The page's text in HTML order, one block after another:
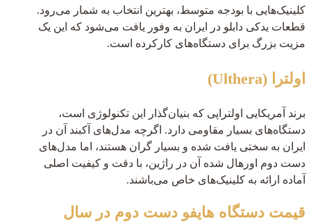
کلینیک‌هایی با بودجه متوسط، بهترین انتخاب به شمار می‌رود.
قطعات یدکی دابلو در ایران به وفور یافت می‌شود که این یک
مزیت بزرگ برای دستگاه‌های کارکرده است.
اولترا (Ulthera)
برند آمریکایی اولتراپی که بنیان‌گذار این تکنولوژی است،
دستگاه‌های بسیار مقاومی دارد. اگرچه مدل‌های آکبند آن در
ایران به سختی یافت شده و بسیار گران هستند، اما مدل‌های
دست دوم اورهال شده آن در راژین، با دقت و کیفیت اصلی
آماده ارائه به کلینیک‌های خاص می‌باشند.
قیمت دستگاه هایفو دست دوم در سال